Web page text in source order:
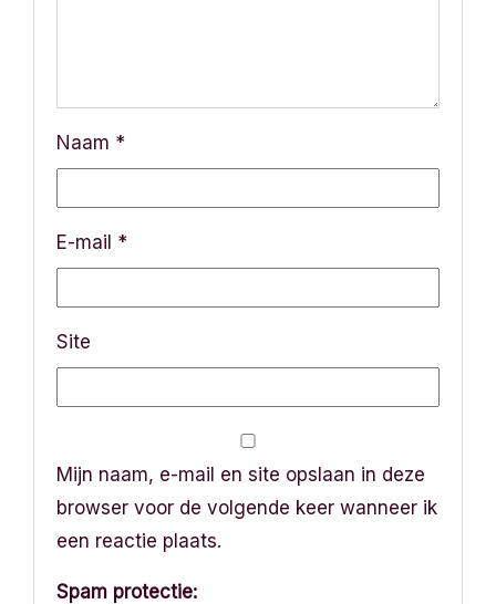
Naam *
E-mail *
Site
Mijn naam, e-mail en site opslaan in deze
browser voor de volgende keer wanneer ik
een reactie plaats.
Spam protectie: